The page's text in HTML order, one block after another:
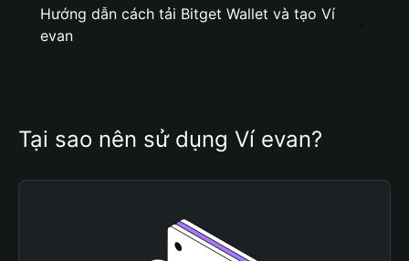
Hướng dẫn cách tải Bitget Wallet và tạo Ví
evan
Tại sao nên sử dụng Ví evan?